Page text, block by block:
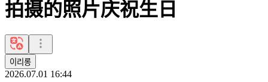
拍摄的照片庆祝生日
이리롱
2026.07.01 16:44